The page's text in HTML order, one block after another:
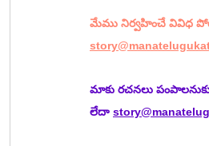
మేము నిర్వహించే వివిధ
మాకు రచనలు
లేదా